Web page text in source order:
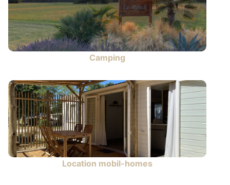
Camping
Location mobil-homes